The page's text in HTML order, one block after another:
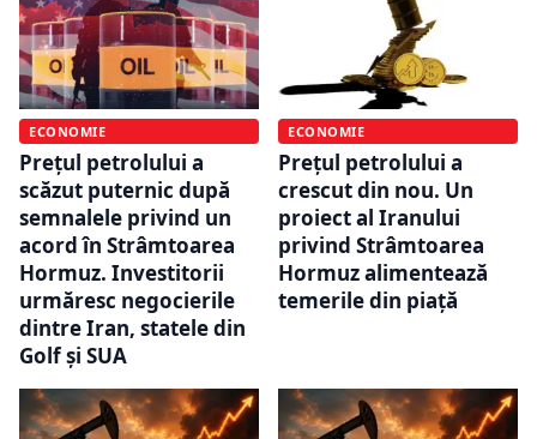
ECONOMIE
Prețul petrolului a
scăzut puternic după
semnalele privind un
acord în Strâmtoarea
Hormuz. Investitorii
urmăresc negocierile
dintre Iran, statele din
Golf și SUA
ECONOMIE
Prețul petrolului a
crescut din nou. Un
proiect al Iranului
privind Strâmtoarea
Hormuz alimentează
temerile din piață